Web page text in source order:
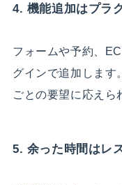
4. 機能追加はプラ
フォームや予約、
グインで追加します
ごとの要望に応えら
5. 余った時間はレ